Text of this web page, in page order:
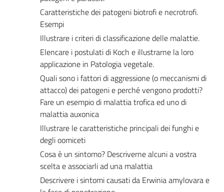
Caratteristiche dei patogeni biotrofi e necrotrofi.
Esempi
Illustrare i criteri di classificazione delle malattie.
Elencare i postulati di Koch e illustrarne la loro
applicazione in Patologia vegetale.
Quali sono i fattori di aggressione (o meccanismi di
attacco) dei patogeni e perché vengono prodotti?
Fare un esempio di malattia trofica ed uno di
malattia auxonica
Illustrare le caratteristiche principali dei funghi e
degli oomiceti
Cosa è un sintomo? Descriverne alcuni a vostra
scelta e associarli ad una malattia
Descrivere i sintomi causati da Erwinia amylovara e